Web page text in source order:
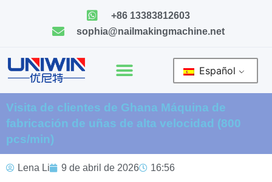
+86 13383812603
sophia@nailmakingmachine.net
Español
Visita de clientes de Ghana Máquina de
fabricación de uñas de alta velocidad (800
pcs/min)
Lena Li 9 de abril de 2026 16:56